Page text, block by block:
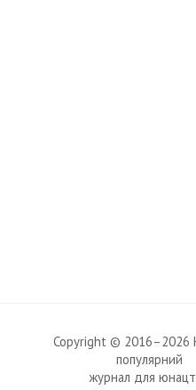
Copyright © 2016–2026
популярний
журнал для